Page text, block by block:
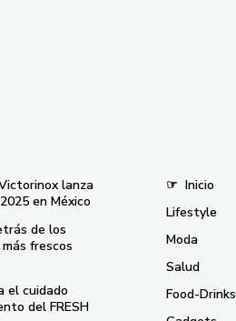
lanza
en México
de los
frescos
el cuidado
del FRESH
☞ Inicio
Lifestyle
Moda
Salud
Food-Drinks